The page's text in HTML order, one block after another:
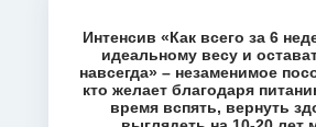
Интенсив «Как всего за 6
идеальному весу и
навсегда» – незаменимое
кто желает благодаря
время вспять, вернуть